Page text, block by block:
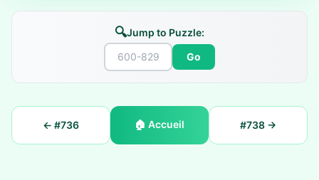
🔍Jump to Puzzle:
Go
← #736 🏠 Accueil #738→